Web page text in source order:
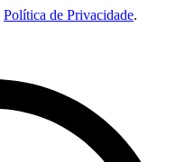
Política de Privacidade.